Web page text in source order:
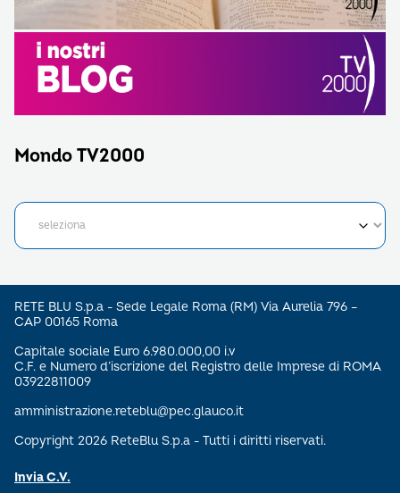
Mondo TV2000
RETE BLU S.p.a - Sede Legale Roma (RM) Via Aurelia 796 –
CAP 00165 Roma
Capitale sociale Euro 6.980.000,00 i.v
C.F. e Numero d’iscrizione del Registro delle Imprese di ROMA
03922811009
amministrazione.reteblu@pec.glauco.it
Copyright 2026 ReteBlu S.p.a - Tutti i diritti riservati.
Invia C.V.